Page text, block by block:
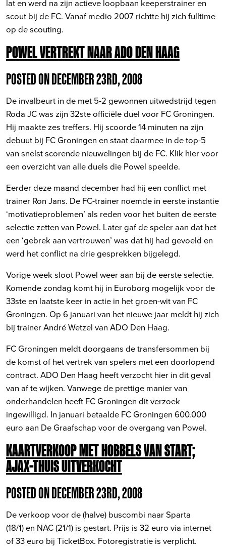
lat en werd na zijn actieve loopbaan keeperstrainer en
scout bij de FC. Vanaf medio 2007 richtte hij zich fulltime
op de scouting.
POWEL VERTREKT NAAR ADO DEN HAAG
POSTED ON DECEMBER 23RD, 2008
De invalbeurt in de met 5-2 gewonnen uitwedstrijd tegen
Roda JC was zijn 32ste officiële duel voor FC Groningen.
Hij maakte zes treffers. Hij scoorde 14 minuten na zijn
debuut bij FC Groningen en staat daarmee in de top-5
van snelst scorende nieuwelingen bij de FC. Klik hier voor
een overzicht van alle duels die Powel speelde.
Eerder deze maand december had hij een conflict met
trainer Ron Jans. De FC-trainer noemde in eerste instantie
‘motivatieproblemen’ als reden voor het buiten de eerste
selectie zetten van Powel. Later gaf de speler aan dat het
een ‘gebrek aan vertrouwen’ was dat hij had gevoeld en
werd het conflict na drie gesprekken bijgelegd.
Vorige week sloot Powel weer aan bij de eerste selectie.
Komende zondag komt hij in Euroborg mogelijk voor de
33ste en laatste keer in actie in het groen-wit van FC
Groningen. Op 6 januari van het nieuwe jaar meldt hij zich
bij trainer André Wetzel van ADO Den Haag.
FC Groningen meldt doorgaans de transfersommen bij
de komst of het vertrek van spelers met een doorlopend
contract. ADO Den Haag heeft verzocht hier in dit geval
van af te wijken. Vanwege de prettige manier van
onderhandelen heeft FC Groningen dit verzoek
ingewilligd. In januari betaalde FC Groningen 600.000
euro aan De Graafschap voor de overgang van Powel.
KAARTVERKOOP MET HOBBELS VAN START;
AJAX-THUIS UITVERKOCHT
POSTED ON DECEMBER 23RD, 2008
De verkoop voor de (halve) buscombi naar Sparta
(18/1) en NAC (21/1) is gestart. Prijs is 32 euro via internet
of 33 euro bij TicketBox. Fotoregistratie is verplicht.